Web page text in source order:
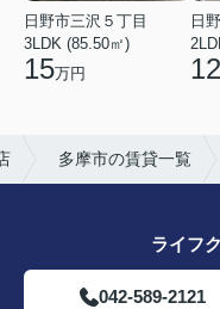
日野市三沢５丁目
3LDK (85.50㎡)
15万円
日
多摩市の賃貸一覧
ライフ
042-589-2121